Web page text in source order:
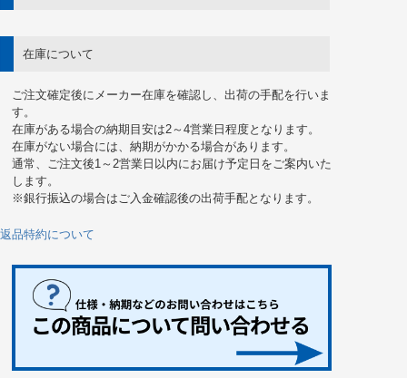
在庫について
ご注文確定後にメーカー在庫を確認し、出荷の手配を行いま
す。
在庫がある場合の納期目安は2～4営業日程度となります。
在庫がない場合には、納期がかかる場合があります。
通常、ご注文後1～2営業日以内にお届け予定日をご案内いた
します。
※銀行振込の場合はご入金確認後の出荷手配となります。
返品特約について